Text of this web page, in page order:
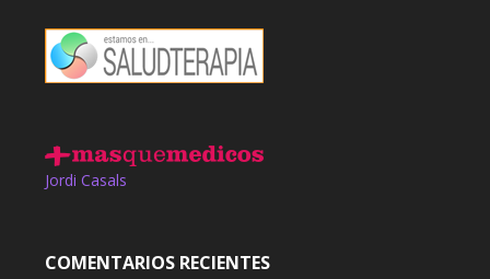
Jordi Casals
COMENTARIOS RECIENTES